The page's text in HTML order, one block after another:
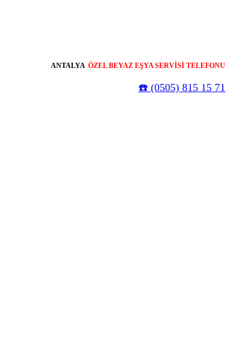
ANTALYA ÖZEL BEYAZ EŞYA SERVİSİ TELEFONU
☎️ (0505) 815 15 71